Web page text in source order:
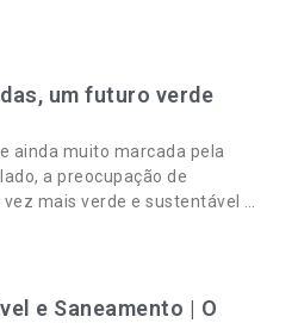
um futuro verde
ainda muito marcada pela
a preocupação de
mais verde e sustentável e,
apertados.
e Saneamento | O